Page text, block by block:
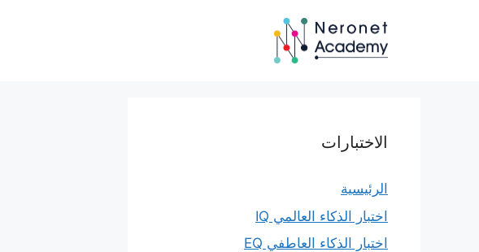
الاختبارات
الرئيسية
اختبار الذكاء العالمي IQ
اختبار الذكاء العاطفي EQ